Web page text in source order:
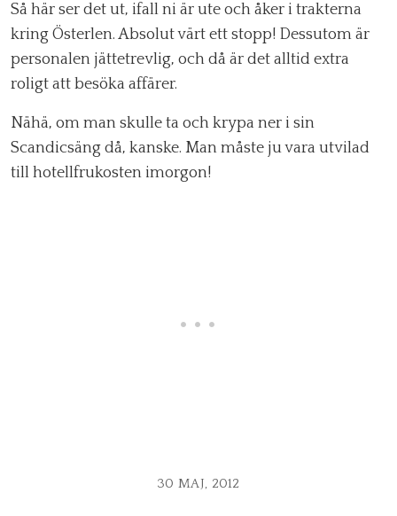
Så här ser det ut, ifall ni är ute och åker i trakterna
kring Österlen. Absolut värt ett stopp! Dessutom är
personalen jättetrevlig, och då är det alltid extra
roligt att besöka affärer.
Nähä, om man skulle ta och krypa ner i sin
Scandicsäng då, kanske. Man måste ju vara utvilad
till hotellfrukosten imorgon!
30 MAJ, 2012